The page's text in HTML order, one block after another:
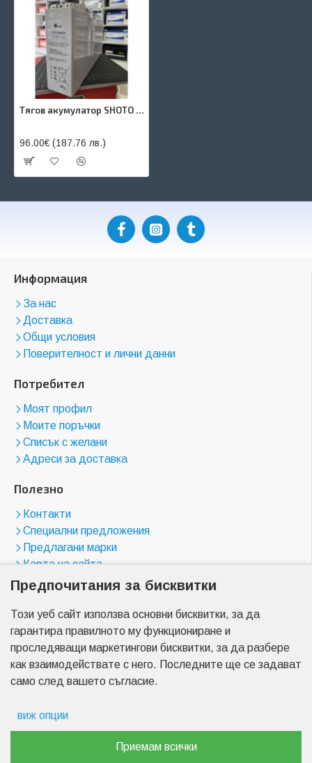
Тягов акумулатор SHOTO 150 AH
96.00€ (187.76 лв.)
Информация
За нас
Доставка
Общи условия
Поверителност и лични данни
Потребител
Моят профил
Моите поръчки
Списък с желани
Адреси за доставка
Полезно
Контакти
Специални предложения
Предлагани марки
Карта на сайта
Магазини
бул. "Цариградско шосе" 23
бул. "Менделеев" 17
бул. "Христо Ботев" 2
бул. "Пещерско шосе" 7
бул. "Найчо Цанов" 3
Предпочитания за бисквитки
Този уеб сайт използва основни бисквитки, за да
гарантира правилното му функциониране и
проследяващи маркетингови бисквитки, за да разбере
как взаимодействате с него. Последните ще се задават
само след вашето съгласие.
виж опции
Препочитания за рекламиПриемам всички